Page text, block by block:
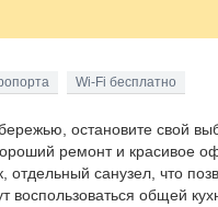
Wi-Fi бесплатно
остановите свой
ремонт и красивое
санузел, что
воспользоваться общей